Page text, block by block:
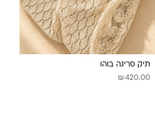
תיק סריגה בוהו
₪ 420.00